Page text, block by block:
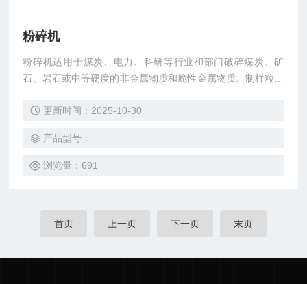
粉碎机
粉碎机适用于煤炭、电力、科研等行业和部门破碎煤炭、矿
石、岩石或中等硬度的非金属物质和脆性金属物质。制样粒度
更新时间：2025-10-30
产品型号：
浏览量：691
首页 上一页 下一页 末页